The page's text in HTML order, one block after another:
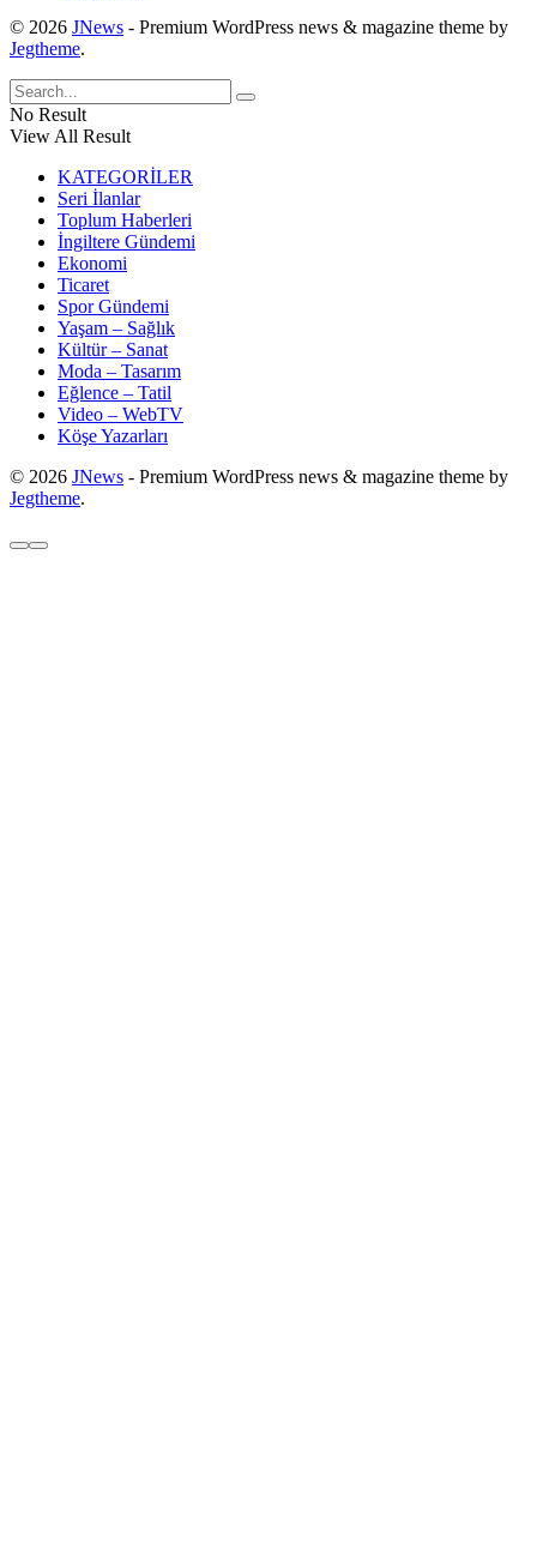
© 2026 JNews - Premium WordPress news & magazine theme by
Jegtheme.
No Result
View All Result
KATEGORİLER
Seri İlanlar
Toplum Haberleri
İngiltere Gündemi
Ekonomi
Ticaret
Spor Gündemi
Yaşam – Sağlık
Kültür – Sanat
Moda – Tasarım
Eğlence – Tatil
Video – WebTV
Köşe Yazarları
© 2026 JNews - Premium WordPress news & magazine theme by
Jegtheme.